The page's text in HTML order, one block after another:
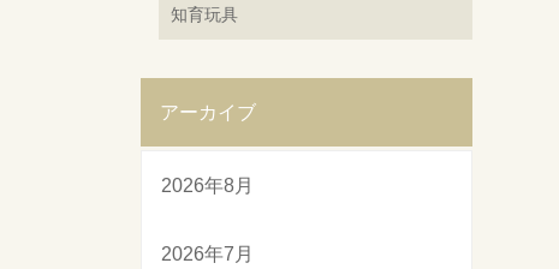
知育玩具
アーカイブ
2026年8月
2026年7月